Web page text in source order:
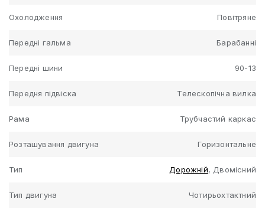
Охолодження Повітряне
Передні гальма Барабанні
Передні шини 90-13
Передня підвіска Телескопічна вилка
Рама Трубчастий каркас
Розташування двигуна Горизонтальне
Тип Дорожній, Двомісний
Тип двигуна Чотирьохтактний